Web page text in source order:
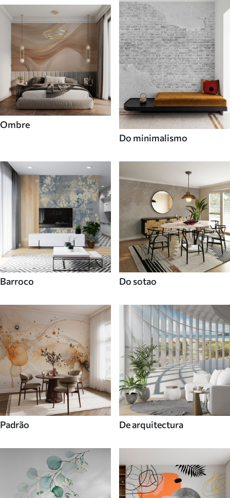
Ombre
Do minimalismo
Barroco Do sotao
Padrão De arquitectura